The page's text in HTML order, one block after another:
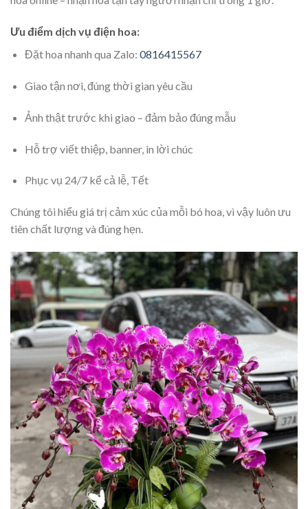
Ưu điểm dịch vụ điện hoa:
Đặt hoa nhanh qua Zalo: 0816415567
Giao tận nơi, đúng thời gian yêu cầu
Ảnh thật trước khi giao – đảm bảo đúng mẫu
Hỗ trợ viết thiệp, banner, in lời chúc
Phục vụ 24/7 kể cả lễ, Tết
Chúng tôi hiểu giá trị cảm xúc của mỗi bó hoa, vì vậy luôn ưu
tiên chất lượng và đúng hẹn.